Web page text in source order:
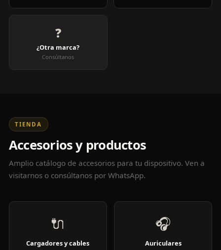
❓
¿Otra marca?
Consúltanos
TIENDA
Accesorios y productos
Amplio catálogo de accesorios para tu dispositivo. Ven a
visitarnos o consúltanos por WhatsApp.
🔌
Cargadores y cables
🎧
Auriculares